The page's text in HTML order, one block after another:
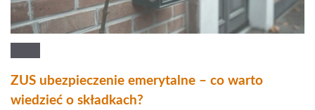
ZUS ubezpieczenie emerytalne – co warto
wiedzieć o składkach?